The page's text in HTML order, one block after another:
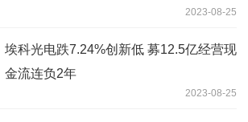
2023-08-25
埃科光电跌7.24%创新低 募12.5亿经营现
金流连负2年
2023-08-25